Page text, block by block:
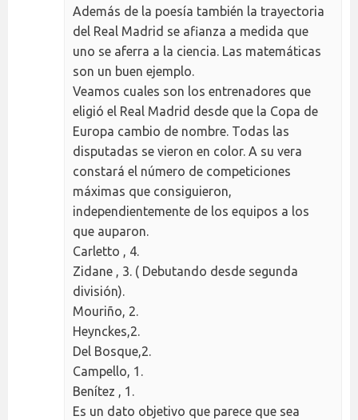
Además de la poesía también la trayectoria
del Real Madrid se afianza a medida que
uno se aferra a la ciencia. Las matemáticas
son un buen ejemplo.
Veamos cuales son los entrenadores que
eligió el Real Madrid desde que la Copa de
Europa cambio de nombre. Todas las
disputadas se vieron en color. A su vera
constará el número de competiciones
máximas que consiguieron,
independientemente de los equipos a los
que auparon.
Carletto , 4.
Zidane , 3. ( Debutando desde segunda
división).
Mouriño, 2.
Heynckes,2.
Del Bosque,2.
Campello, 1.
Benítez , 1.
Es un dato objetivo que parece que sea